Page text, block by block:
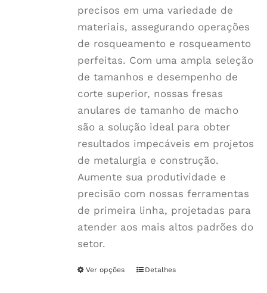
precisos em uma variedade de
materiais, assegurando operações
de rosqueamento e rosqueamento
perfeitas. Com uma ampla seleção
de tamanhos e desempenho de
corte superior, nossas fresas
anulares de tamanho de macho
são a solução ideal para obter
resultados impecáveis em projetos
de metalurgia e construção.
Aumente sua produtividade e
precisão com nossas ferramentas
de primeira linha, projetadas para
atender aos mais altos padrões do
setor.
Ver opções
Este
Detalhes